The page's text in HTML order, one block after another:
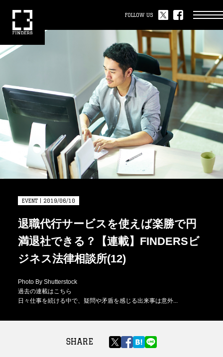
FOLLOW US
EVENT | 2019/06/10
退職代行サービスを使えば楽勝で円
満退社できる？【連載】FINDERSビ
ジネス法律相談所(12)
Photo By Shutterstock
過去の連載はこちら
日々仕事を続ける中で、疑問や矛盾を感じる出来事は意外...
SHARE